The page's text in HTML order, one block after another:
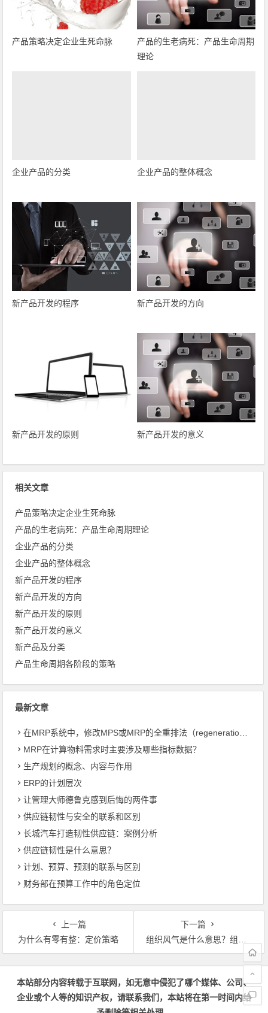
产品策略决定企业生死命脉
产品的生老病死：产品生命周期
理论
企业产品的分类 企业产品的整体概念
新产品开发的程序 新产品开发的方向
新产品开发的原则 新产品开发的意义
相关文章
产品策略决定企业生死命脉
产品的生老病死：产品生命周期理论
企业产品的分类
企业产品的整体概念
新产品开发的程序
新产品开发的方向
新产品开发的原则
新产品开发的意义
新产品及分类
产品生命周期各阶段的策略
最新文章
在MRP系统中，修改MPS或MRP的全重排法（regeneration）和净改变法？
MRP在计算物料需求时主要涉及哪些指标数据？
生产规划的概念、内容与作用
ERP的计划层次
让管理大师德鲁克感到后悔的两件事
供应链韧性与安全的联系和区别
长城汽车打造韧性供应链：案例分析
供应链韧性是什么意思？
计划、预算、预测的联系与区别
财务部在预算工作中的角色定位
上一篇
为什么有零有整：定价策略
下一篇
组织风气是什么意思？组织道德是什么意思？
文章导航
本站部分内容转载于互联网，如无意中侵犯了哪个媒体、公司、
企业或个人等的知识产权，请联系我们，本站将在第一时间内给